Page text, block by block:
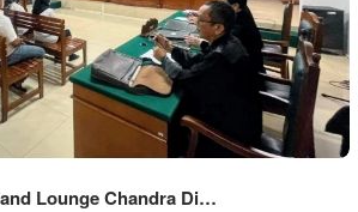
Lounge Chandra Di…